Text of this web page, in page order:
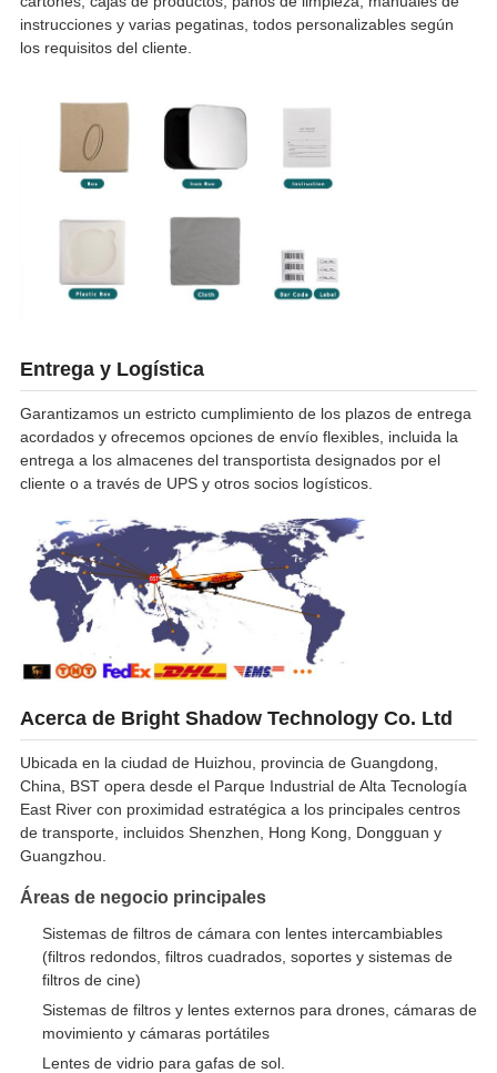
instrucciones y varias pegatinas, todos personalizables según
los requisitos del cliente.
Entrega y Logística
Garantizamos un estricto cumplimiento de los plazos de entrega
acordados y ofrecemos opciones de envío flexibles, incluida la
entrega a los almacenes del transportista designados por el
cliente o a través de UPS y otros socios logísticos.
Acerca de Bright Shadow Technology Co. Ltd
Ubicada en la ciudad de Huizhou, provincia de Guangdong,
China, BST opera desde el Parque Industrial de Alta Tecnología
East River con proximidad estratégica a los principales centros
de transporte, incluidos Shenzhen, Hong Kong, Dongguan y
Guangzhou.
Áreas de negocio principales
Sistemas de filtros de cámara con lentes intercambiables
(filtros redondos, filtros cuadrados, soportes y sistemas de
filtros de cine)
Sistemas de filtros y lentes externos para drones, cámaras de
movimiento y cámaras portátiles
Lentes de vidrio para gafas de sol.